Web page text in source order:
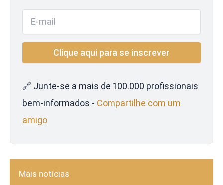
🔗 Junte-se a mais de 100.000 profissionais
bem-informados - Compartilhe com um
amigo
Mais notícias